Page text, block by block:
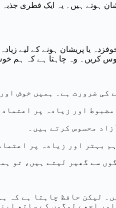
ہوتے ہیں۔ یہ ایک فطری
یا پریشان ہونے کے لیے
کریں۔ وہ چاہتا ہے کہ ہم
اور زیادہ پر اعتماد
محسوس کرتے ہیں۔
بہتر اور زیادہ پر
سے گھیر لیتے ہیں، تو
لیکن حافظ چاہتا ہے کہ
اچھے لوگوں کے ساتھ